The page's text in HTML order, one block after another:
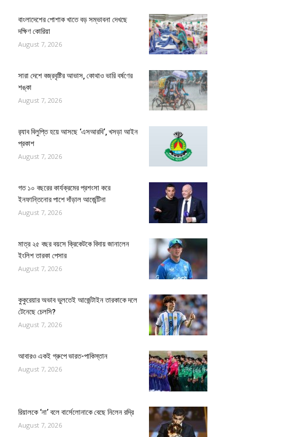
বাংলাদেশের পোশাক খাতে বড় সম্ভাবনা দেখছে
দক্ষিণ কোরিয়া
August 7, 2026
সারা দেশে বজ্রবৃষ্টির আভাস, কোথাও ভারি বর্ষণের
শঙ্কা
August 7, 2026
র‍্যাব বিলুপ্তি হয়ে আসছে ‘এসআরবি’, খসড়া আইন
প্রকাশ
August 7, 2026
গত ১০ বছরের কার্যক্রমের প্রশংসা করে
ইনফান্তিনোর পাশে দাঁড়াল আর্জেন্টিনা
August 7, 2026
মাত্র ২৫ বছর বয়সে ক্রিকেটকে বিদায় জানালেন
ইংলিশ তারকা পেসার
August 7, 2026
কুকুরেয়ার অভাব ভুলতেই আর্জেন্টাইন তারকাকে দলে
টেনেছে চেলসি?
August 7, 2026
আবারও একই গ্রুপে ভারত-পাকিস্তান
August 7, 2026
রিয়ালকে ‘না’ বলে বার্সেলোনাকে বেছে নিলেন রদ্রি
August 7, 2026